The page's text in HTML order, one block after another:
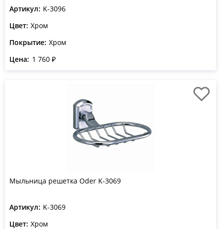
Артикул: K-3096
Цвет: Хром
Покрытие: Хром
Цена: 1 760 ₽
Мыльница решетка Oder K-3069
Артикул: K-3069
Цвет: Хром